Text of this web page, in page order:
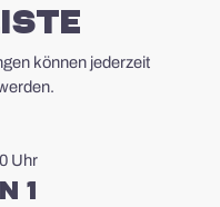
können jederzeit
Uhr
1